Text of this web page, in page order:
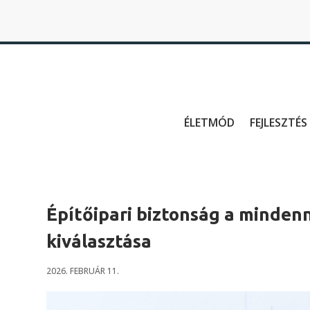
ÉLETMÓD FEJLESZTÉS
Építőipari biztonság a
kiválasztása
2026. FEBRUÁR 11.